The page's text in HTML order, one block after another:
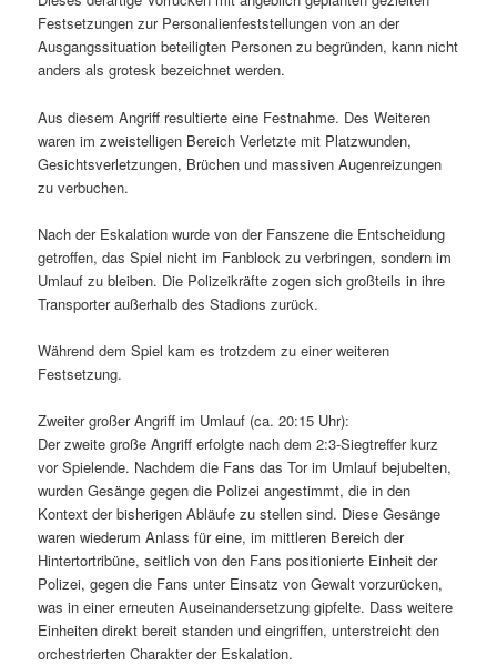
Festsetzungen zur Personalienfeststellungen von an der
Ausgangssituation beteiligten Personen zu begründen, kann nicht
anders als grotesk bezeichnet werden.
Aus diesem Angriff resultierte eine Festnahme. Des Weiteren
waren im zweistelligen Bereich Verletzte mit Platzwunden,
Gesichtsverletzungen, Brüchen und massiven Augenreizungen
zu verbuchen.
Nach der Eskalation wurde von der Fanszene die Entscheidung
getroffen, das Spiel nicht im Fanblock zu verbringen, sondern im
Umlauf zu bleiben. Die Polizeikräfte zogen sich großteils in ihre
Transporter außerhalb des Stadions zurück.
Während dem Spiel kam es trotzdem zu einer weiteren
Festsetzung.
Zweiter großer Angriff im Umlauf (ca. 20:15 Uhr):
Der zweite große Angriff erfolgte nach dem 2:3-Siegtreffer kurz
vor Spielende. Nachdem die Fans das Tor im Umlauf bejubelten,
wurden Gesänge gegen die Polizei angestimmt, die in den
Kontext der bisherigen Abläufe zu stellen sind. Diese Gesänge
waren wiederum Anlass für eine, im mittleren Bereich der
Hintertortribüne, seitlich von den Fans positionierte Einheit der
Polizei, gegen die Fans unter Einsatz von Gewalt vorzurücken,
was in einer erneuten Auseinandersetzung gipfelte. Dass weitere
Einheiten direkt bereit standen und eingriffen, unterstreicht den
orchestrierten Charakter der Eskalation.